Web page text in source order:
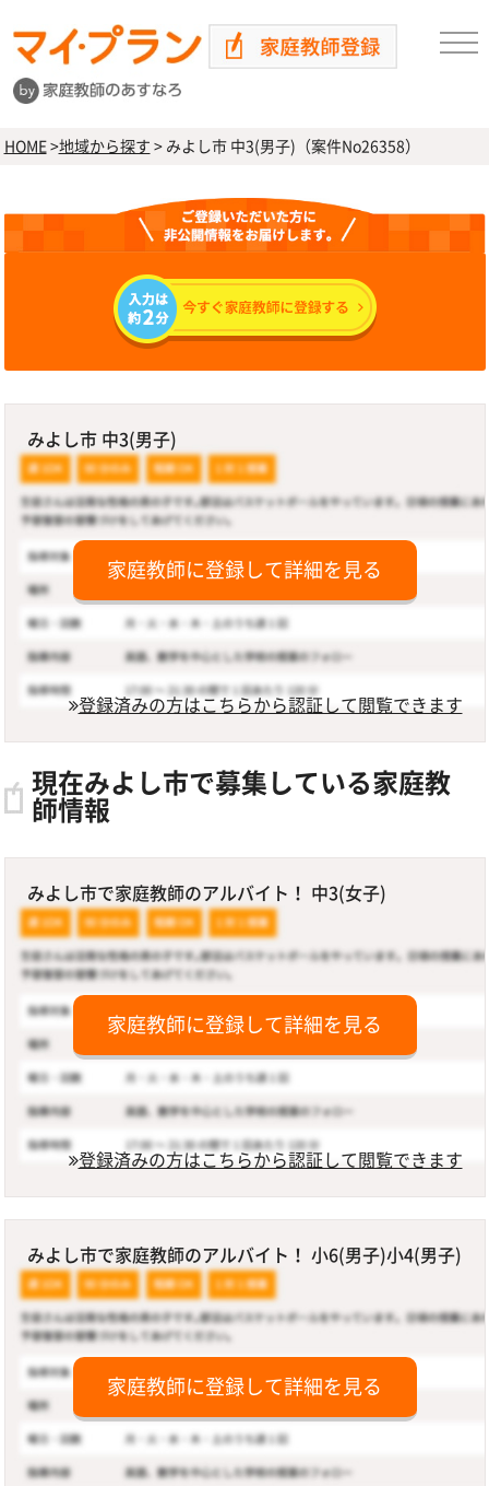
HOME>地域から探す >みよし市 中3(男子)（案件No26358）
みよし市 中3(男子)
家庭教師に登録して詳細を見る
登録済みの方はこちらから認証して閲覧できます
現在みよし市で募集している家庭教
師情報
みよし市で家庭教師のアルバイト！ 中3(女子)
家庭教師に登録して詳細を見る
登録済みの方はこちらから認証して閲覧できます
みよし市で家庭教師のアルバイト！ 小6(男子)小4(男子)
家庭教師に登録して詳細を見る